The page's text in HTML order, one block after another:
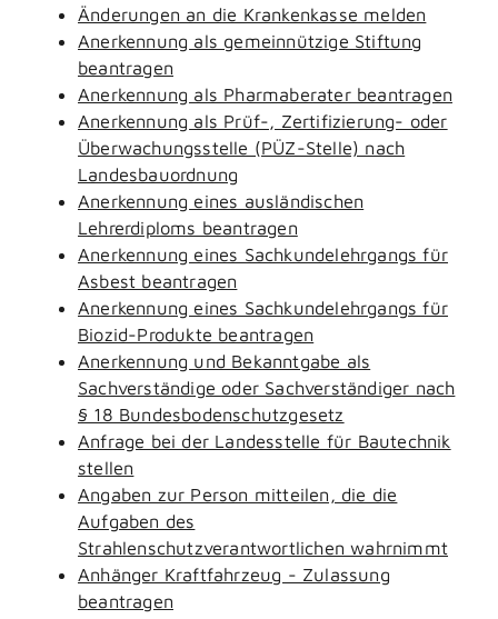
Änderungen an die Krankenkasse melden
Anerkennung als gemeinnützige Stiftung
beantragen
Anerkennung als Pharmaberater beantragen
Anerkennung als Prüf-, Zertifizierung- oder
Überwachungsstelle (PÜZ-Stelle) nach
Landesbauordnung
Anerkennung eines ausländischen
Lehrerdiploms beantragen
Anerkennung eines Sachkundelehrgangs für
Asbest beantragen
Anerkennung eines Sachkundelehrgangs für
Biozid-Produkte beantragen
Anerkennung und Bekanntgabe als
Sachverständige oder Sachverständiger nach
§ 18 Bundesbodenschutzgesetz
Anfrage bei der Landesstelle für Bautechnik
stellen
Angaben zur Person mitteilen, die die
Aufgaben des
Strahlenschutzverantwortlichen wahrnimmt
Anhänger Kraftfahrzeug - Zulassung
beantragen